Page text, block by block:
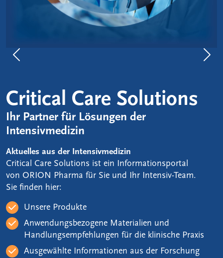
Critical Care Solutions
Ihr Partner für Lösungen der
Intensivmedizin
Aktuelles aus der Intensivmedizin
Critical Care Solutions ist ein Informationsportal
von ORION Pharma für Sie und Ihr Intensiv-Team.
Sie finden hier:
Unsere Produkte
Anwendungsbezogene Materialien und
Handlungsempfehlungen für die klinische Praxis
Ausgewählte Informationen aus der Forschung
Previous Next